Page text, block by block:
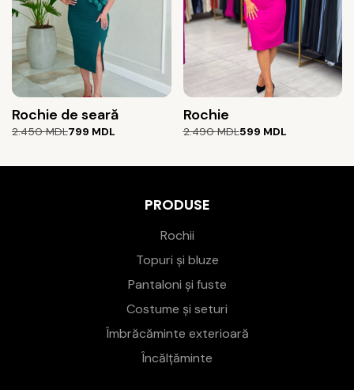
Rochie de seară
2.450MDL
Prețul
799 MDL
Prețul
Rochie
2.490MDL
Prețul
599 MDL
Prețul
PRODUSE
Rochii
Topuri și bluze
Pantaloni și fuste
Costume și seturi
Îmbrăcăminte exterioară
Încălțăminte